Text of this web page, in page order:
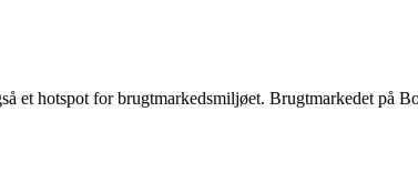
hotspot for brugtmarkedsmiljøet. Brugtmarkedet på